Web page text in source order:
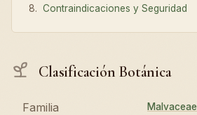
Contraindicaciones y Seguridad
Clasificación Botánica
Familia Malvaceae